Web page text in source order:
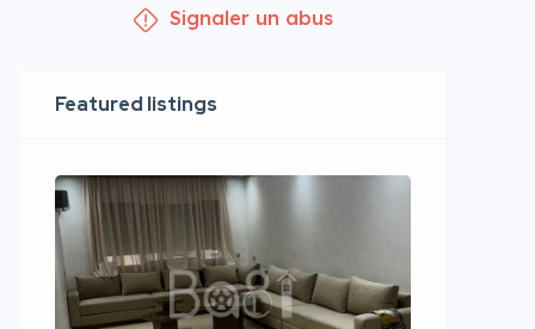
Signaler un abus
Featured listings